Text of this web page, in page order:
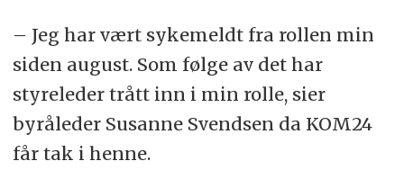
– Jeg har vært sykemeldt fra rollen min
siden august. Som følge av det har
styreleder trått inn i min rolle, sier
byråleder Susanne Svendsen da KOM24
får tak i henne.